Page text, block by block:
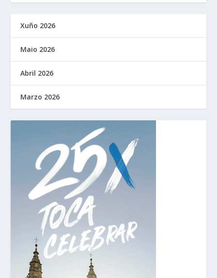
Xuño 2026
Maio 2026
Abril 2026
Marzo 2026